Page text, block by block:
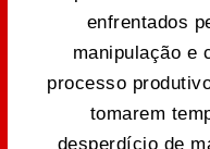
enfrentados
manipulação e
processo
tomarem
desperdício de